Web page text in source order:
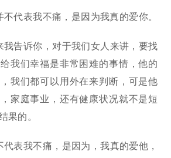
代表我不痛，是因为我真的爱你。
我告诉你，对于我们女人来讲，要找
我们幸福是非常困难的事情，他的
我们都可以用外在来判断，可是他
家庭事业，还有健康状况就不是短
果的。
表我不痛，是因为，我真的爱他，